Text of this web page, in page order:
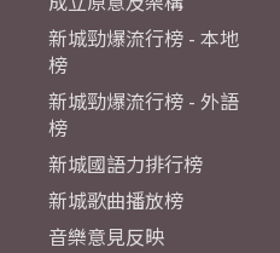
新城勁爆流行榜 - 本地
榜
新城勁爆流行榜 - 外語
榜
新城國語力排行榜
新城歌曲播放榜
音樂意見反映